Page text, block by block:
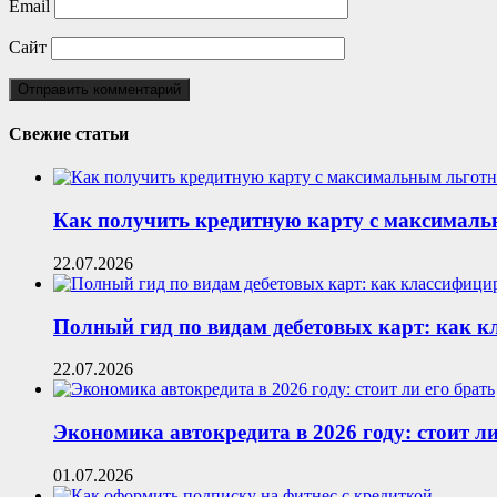
Email
Сайт
Свежие статьи
Как получить кредитную карту с
22.07.2026
Полный гид по видам дебетовых карт: как
22.07.2026
Экономика автокредита в 2026 году: стоит
01.07.2026